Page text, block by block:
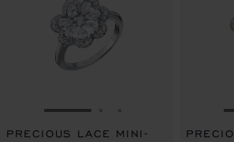
ALLER À LA DIAPOSITIVE 1
ALLER À LA
ALLER À LA
PRECIOUS LACE MINI-